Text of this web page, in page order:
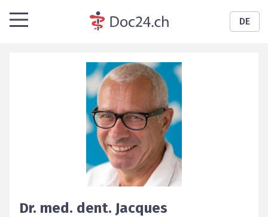
DE
Dr. med. dent. Jacques